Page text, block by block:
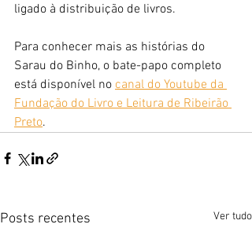
ligado à distribuição de livros.
Para conhecer mais as histórias do
Sarau do Binho, o bate-papo completo
está disponível no canal do Youtube da
Fundação do Livro e Leitura de Ribeirão
Preto.
Posts recentes Ver tudo